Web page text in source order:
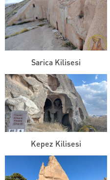
Sarica Kilisesi
Kepez Kilisesi